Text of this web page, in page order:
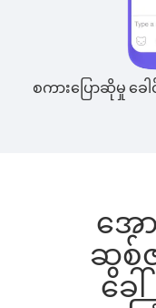
စကားပြောဆိုမှု ခေါ
အေ
ဆွစ်
ခေ